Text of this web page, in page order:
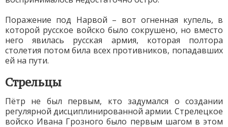
Поражение под Нарвой – вот огненная купель, в
которой русское войско было сокрушено, но вместо
него явилась русская армия, которая полтора
столетия потом била всех противников, попадавших
ей на пути.
Стрельцы
Пётр не был первым, кто задумался о создании
регулярной дисциплинированной армии. Стрелецкое
войско Ивана Грозного было первым шагом в этом